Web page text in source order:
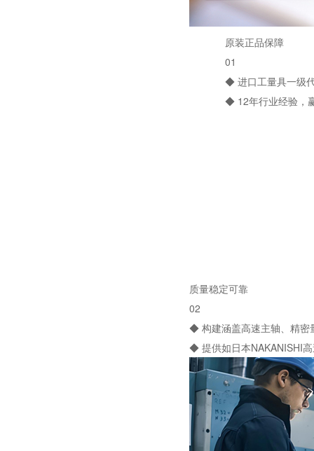
原装正品保障
01
◆ 进口工量具一级
◆ 12年行业经验，
质量稳定可靠
02
◆ 构建涵盖高速主轴、精密
◆ 提供如日本NAKANISHI